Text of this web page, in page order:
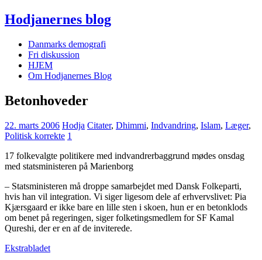
Hodjanernes blog
Danmarks demografi
Fri diskussion
HJEM
Om Hodjanernes Blog
Betonhoveder
22. marts 2006 Hodja Citater, Dhimmi, Indvandring, Islam, Læger,
Politisk korrekte 1
17 folkevalgte politikere med indvandrerbaggrund mødes onsdag
med statsministeren på Marienborg
– Statsministeren må droppe samarbejdet med Dansk Folkeparti,
hvis han vil integration. Vi siger ligesom dele af erhvervslivet: Pia
Kjærsgaard er ikke bare en lille sten i skoen, hun er en betonklods
om benet på regeringen, siger folketingsmedlem for SF Kamal
Qureshi, der er en af de inviterede.
Ekstrabladet